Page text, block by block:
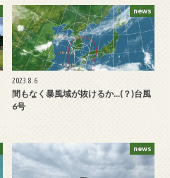
news
2023.8.6
間もなく暴風域が抜けるか…(？)台風
6号
news